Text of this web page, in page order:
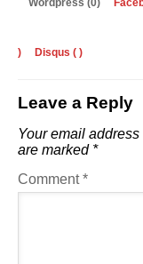
Wordpress (0)
) Disqus ( )
Leave a Reply
Your email
are marked *
Comment*